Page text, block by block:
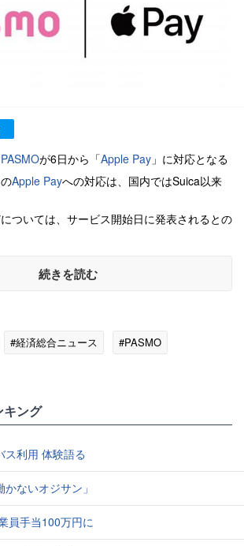
PASMOが6日から「Apple Pay 」に対応となる
Apple Payへの対応は、国内ではSuica以来
ついては、サービス開始日に発表されるとの
続きを読む
#経済総合ニュース
#PASMO
キング
ス利用 体験語る
ないオジサン」
員手当100万円に